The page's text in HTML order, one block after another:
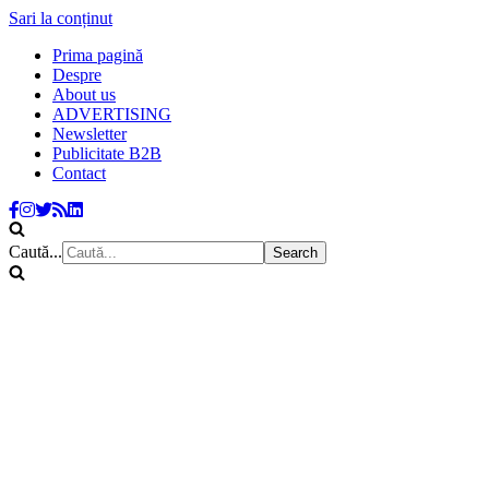
Sari la conținut
Prima pagină
Despre
About us
ADVERTISING
Newsletter
Publicitate B2B
Contact
Caută...